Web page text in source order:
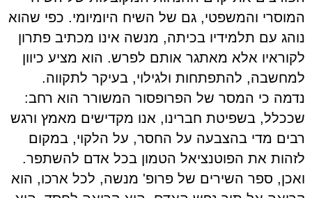
המוסרי והמשפטי, גם של השיח היומיומי. כפי שהוא
נוהג עם תלמידיו בכיתה, מנשה אינו מכתיב פתרון
לקוראיו אלא מאתגר אותם לפרש. הוא מציע כיוון
למחשבה, להתפתחות ולגילוי, בעיקר לתקווה.
נדמה כי המסר של הפרופסור המשורר הוא רחב:
שככלל, בשפיטת חברינו, אנו מקדישים מאמץ ורגש
רבים מדי בהצבעה על החסר, על הלקוי, במקום
לזהות את הפוטנציאל הטמון בכל אדם להשתפר.
ואכן, ספר השירים של פרופ' מנשה, לכל ארכו, הוא